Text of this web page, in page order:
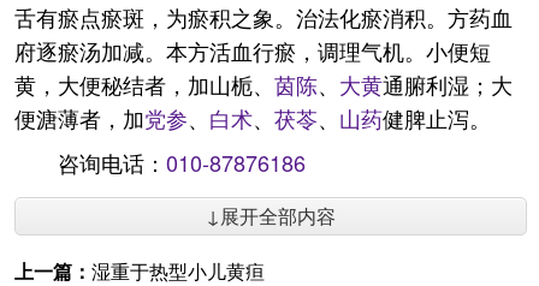
舌有瘀点瘀斑，为瘀积之象。治法化瘀消积。方药血
府逐瘀汤加减。本方活血行瘀，调理气机。小便短
黄，大便秘结者，加山栀、 茵陈、 大黄通腑利湿；大
便溏薄者，加党参、 白术、 茯苓、 山药健脾止泻。
咨询电话： 010-87876186
↓展开全部内容
上一篇： 湿重于热型小儿黄疸